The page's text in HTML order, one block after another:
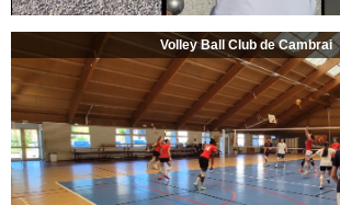
Volley Ball Club de Cambrai